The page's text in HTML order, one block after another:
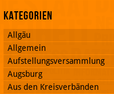
Kategorien
Allgäu
Allgemein
Aufstellungsversammlung
Augsburg
Aus den Kreisverbänden